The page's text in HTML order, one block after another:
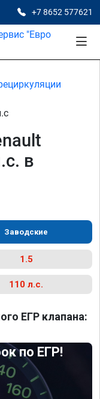
+7 8652 577621
в
Заводские
1.5
110 л.с.
ЕГР клапана:
по ЕГР!